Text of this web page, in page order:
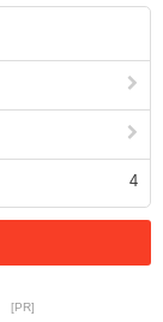
4
[PR]